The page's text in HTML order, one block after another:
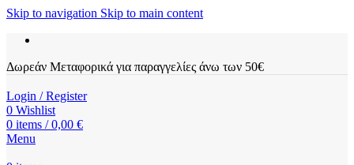
Skip to navigation Skip to main content
Δωρεάν Μεταφορικά για παραγγελίες άνω των 50€
Login / Register
0 Wishlist
0 items / 0,00 €
Menu